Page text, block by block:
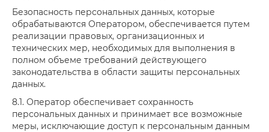
Безопасность персональных данных, которые
обрабатываются Оператором, обеспечивается путем
реализации правовых, организационных и
технических мер, необходимых для выполнения в
полном объеме требований действующего
законодательства в области защиты персональных
данных.
8.1. Оператор обеспечивает сохранность
персональных данных и принимает все возможные
меры, исключающие доступ к персональным данным